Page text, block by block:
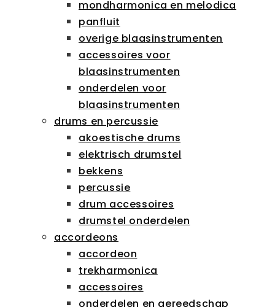
mondharmonica en melodica
panfluit
overige blaasinstrumenten
accessoires voor
blaasinstrumenten
onderdelen voor
blaasinstrumenten
drums en percussie
akoestische drums
elektrisch drumstel
bekkens
percussie
drum accessoires
drumstel onderdelen
accordeons
accordeon
trekharmonica
accessoires
onderdelen en gereedschap